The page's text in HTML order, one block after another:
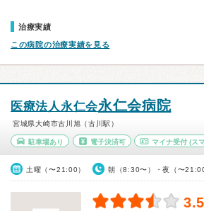
治療実績
この病院の治療実績を見る
医療法人永仁会永仁会病院
宮城県大崎市古川旭（古川駅）
駐車場あり 電子決済可 マイナ受付 (ス
土曜（〜21:00） 朝（8:30〜）・夜（〜21:00